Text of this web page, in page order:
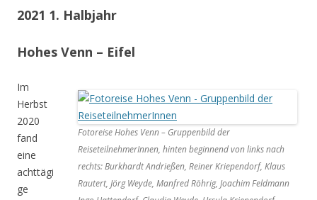
2021 1. Halbjahr
Hohes Venn – Eifel
Fotoreise Hohes Venn – Gruppenbild der
ReiseteilnehmerInnen, hinten beginnend von links nach
rechts: Burkhardt Andrießen, Reiner Kriependorf, Klaus
Rautert, Jörg Weyde, Manfred Röhrig, Joachim Feldmann
Im
Herbst
2020
fand
eine
achttägi
ge